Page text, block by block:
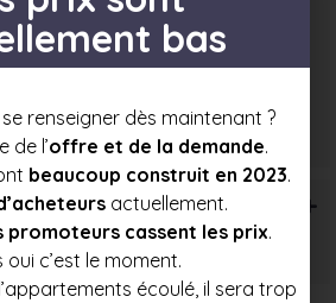
m²
€
Prix moyen
382 500 €
Prix max
413 500 €
T6+
bas
renseigner dès maintenant ?
de l’offre et de la demande.
beaucoup construit en 2023.
actuellement.
promoteurs cassent les prix.
oui c’est le moment.
écoulé, il sera trop